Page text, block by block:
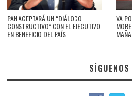
PAN ACEPTARÁ UN “DIÁLOGO
CONSTRUCTIVO” CON EL EJECUTIVO
EN BENEFICIO DEL PAÍS
VA
SÍGUENOS